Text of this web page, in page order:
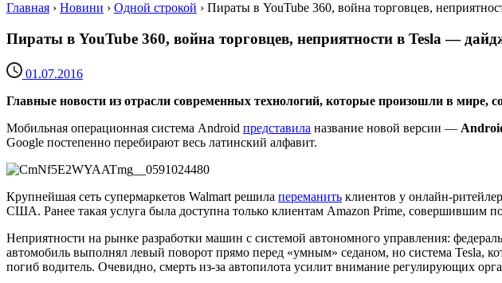
Главная › Новини › Одной строкой › Пираты в YouTube 360, война торговцев,
Пираты в YouTube 360, война торговцев, неприятности в Tesla —
01.07.2016
Главные новости из отрасли современных технологий, которые произошли в мире,
Мобильная операционная система Android представила название новой версии —
Google постепенно перебирают весь латинский алфавит.
Крупнейшая сеть супермаркетов Walmart решила переманить клиентов у онлайн-
США. Ранее такая услуга была доступна только клиентам Amazon Prime, совершившим
Неприятности на рынке разработки машин с системой автономного управления:
автомобиль выполнял левый поворот прямо перед «умным» седаном, но система Tesla,
погиб водитель. Очевидно, смерть из-за автопилота усилит внимание регулирующих